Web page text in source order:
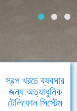
স্বল্প খরচে ব্যবসার
জন্য অত্যাধুনিক
টেলিফোন সিস্টেম